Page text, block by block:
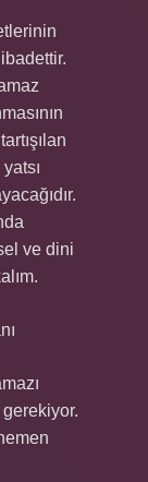
ve dini
gerekiyor.